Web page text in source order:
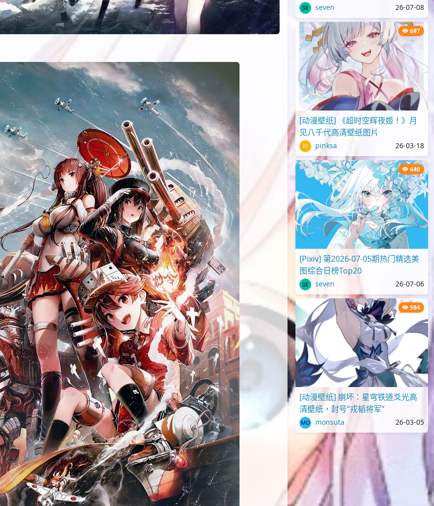
seven 26-07-08
697
[动漫壁纸] 《超时空辉夜姬！》月
见八千代高清壁纸图片
pinksa 26-03-18
640
[Pixiv] 第2026-07-05期热门精选美
图综合日榜Top20
seven 26-07-06
594
[动漫壁纸] 崩坏：星穹铁道爻光高
清壁纸，封号“戎韬将军”
monsuta 26-03-05